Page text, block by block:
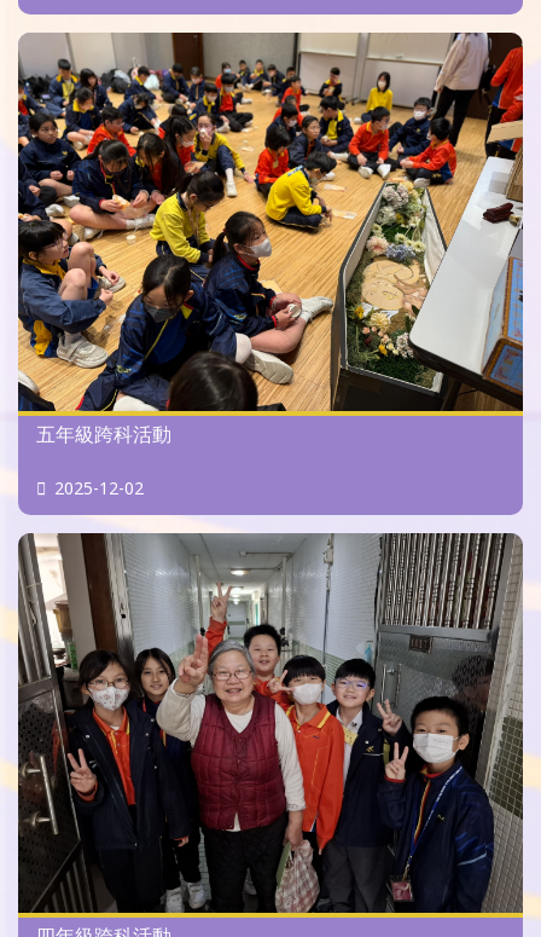
五年級跨科活動
2025-12-02